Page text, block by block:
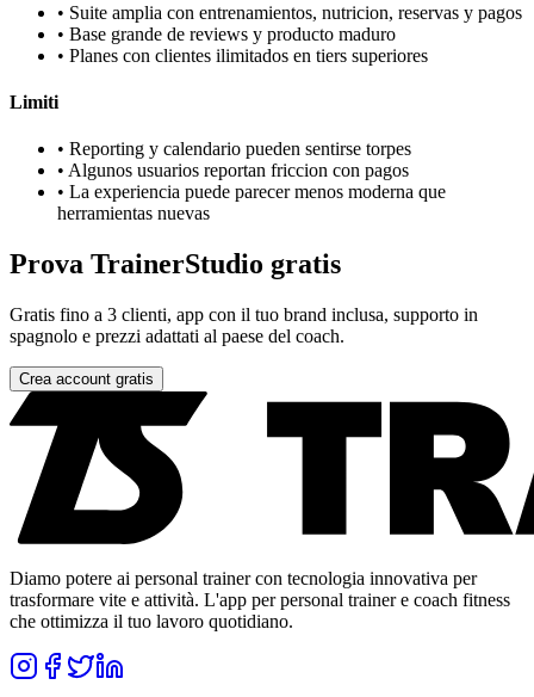
• Suite amplia con entrenamientos, nutricion, reservas y pagos
• Base grande de reviews y producto maduro
• Planes con clientes ilimitados en tiers superiores
Limiti
• Reporting y calendario pueden sentirse torpes
• Algunos usuarios reportan friccion con pagos
• La experiencia puede parecer menos moderna que
herramientas nuevas
Prova TrainerStudio gratis
Gratis fino a 3 clienti, app con il tuo brand inclusa, supporto in
spagnolo e prezzi adattati al paese del coach.
Crea account gratis
Diamo potere ai personal trainer con tecnologia innovativa per
trasformare vite e attività. L'app per personal trainer e coach fitness
che ottimizza il tuo lavoro quotidiano.